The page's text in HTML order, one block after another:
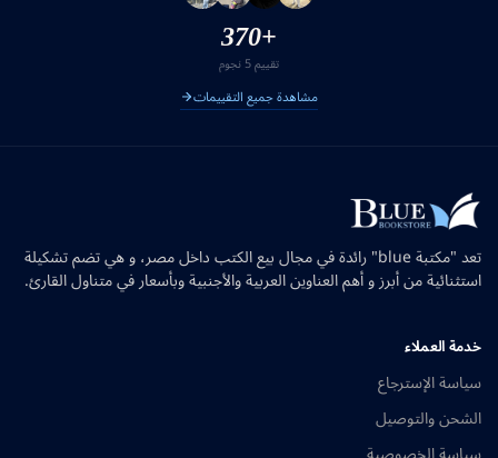
+370
تقييم 5 نجوم
مشاهدة جميع التقييمات
تعد "مكتبة blue" رائدة في مجال بيع الكتب داخل مصر، و هي تضم تشكيلة
استثنائية من أبرز و أهم العناوين العربية والأجنبية وبأسعار في متناول القارئ.
خدمة العملاء
سياسة الإسترجاع
الشحن والتوصيل